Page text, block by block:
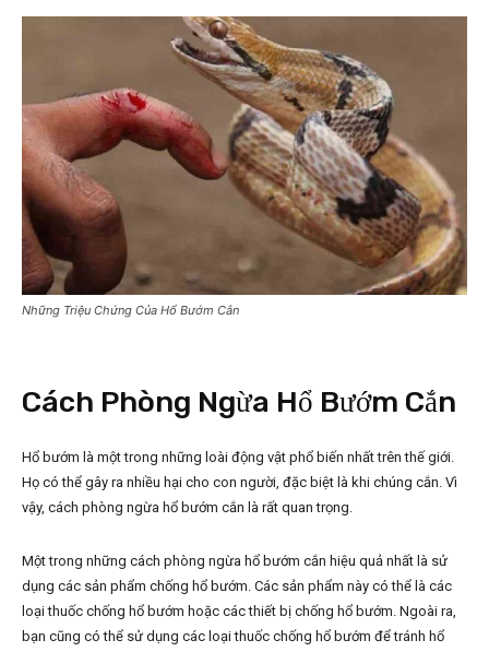
Những Triệu Chứng Của Hổ Bướm Cắn
Cách Phòng Ngừa Hổ Bướm Cắn
Hổ bướm là một trong những loài động vật phổ biến nhất trên thế giới.
Họ có thể gây ra nhiều hại cho con người, đặc biệt là khi chúng cắn. Vì
vậy, cách phòng ngừa hổ bướm cắn là rất quan trọng.
Một trong những cách phòng ngừa hổ bướm cắn hiệu quả nhất là sử
dụng các sản phẩm chống hổ bướm. Các sản phẩm này có thể là các
loại thuốc chống hổ bướm hoặc các thiết bị chống hổ bướm. Ngoài ra,
bạn cũng có thể sử dụng các loại thuốc chống hổ bướm để tránh hổ